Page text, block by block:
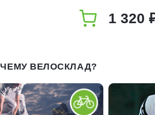
1 320
ВЕЛОСКЛАД?